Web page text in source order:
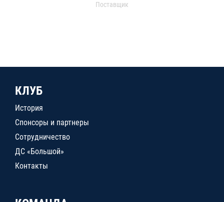
Поставщик
КЛУБ
История
Спонсоры и партнеры
Сотрудничество
ДС «Большой»
Контакты